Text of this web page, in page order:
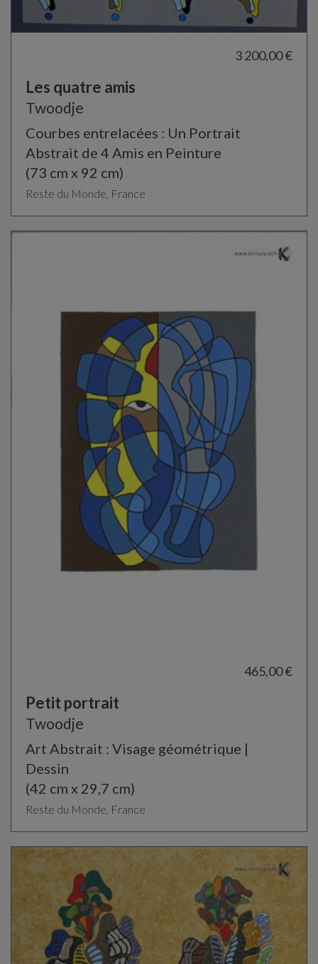
3 200,00 €
Les quatre amis
Twoodje
Courbes entrelacées : Un Portrait
Abstrait de 4 Amis en Peinture
(73 cm x 92 cm)
Reste du Monde, France
465,00 €
Petit portrait
Twoodje
Art Abstrait : Visage géométrique |
Dessin
(42 cm x 29,7 cm)
Reste du Monde, France